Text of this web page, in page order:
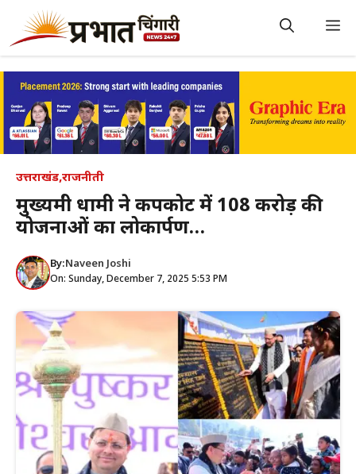
content
उत्तराखंड,राजनीती
मुख्यमंत्री धामी ने कपकोट में 108 करोड़ की
योजनाओं का लोकार्पण…
By:Naveen Joshi
On: Sunday, December 7, 2025 5:53 PM